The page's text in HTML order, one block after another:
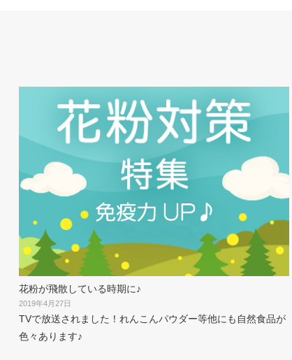
花粉が飛散している時期に♪
2019年4月27日
TVで放送されました！れんこんパウダー等他にも自然食品が
色々あります♪